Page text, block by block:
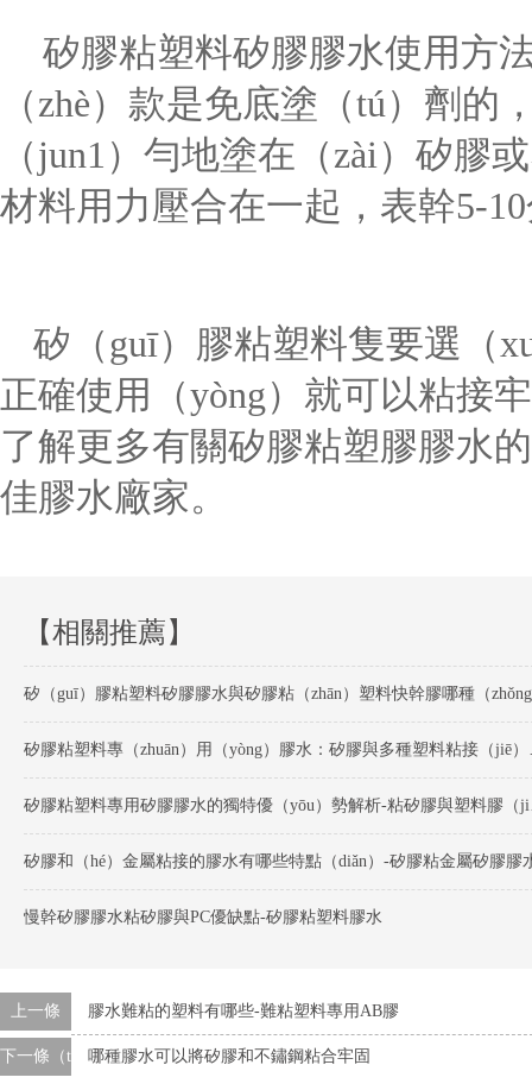
矽膠粘塑料矽膠膠水使用方
（zhè）款是免底塗（tú）劑的
（jun1）勻地塗在（zài）矽膠
材料用力壓合在一起，表幹5-
矽（guī）膠粘塑料隻要選（
正確使用（yòng）就可以粘接
了解更多有關矽膠粘塑膠膠水
佳膠水廠家。
【相關推薦】
矽膠粘塑
矽膠
矽膠和（hé）金屬粘接的膠水有哪些特點（diǎn）-矽膠粘金屬矽膠膠
慢幹矽膠膠水粘矽膠與PC優缺點-矽膠粘塑料膠水
上一條 膠水難粘的塑料有哪些-難粘塑料專用AB膠
下一條（tiáo）哪種膠水可以將矽膠和不鏽鋼粘合牢固